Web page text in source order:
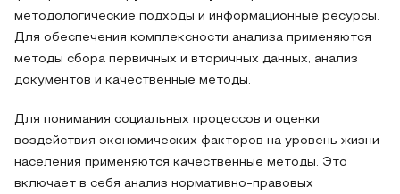
методологические подходы и информационные ресурсы.
Для обеспечения комплексности анализа применяются
методы сбора первичных и вторичных данных, анализ
документов и качественные методы.
Для понимания социальных процессов и оценки
воздействия экономических факторов на уровень жизни
населения применяются качественные методы. Это
включает в себя анализ нормативно-правовых